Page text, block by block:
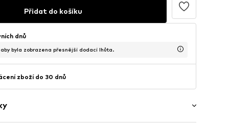
Přidat do košíku
dnů
byla zobrazena přesnější dodací lhůta.
zboží do 30 dnů